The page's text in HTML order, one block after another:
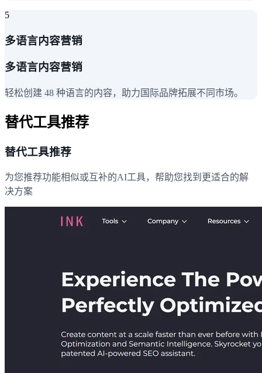
5
多语言内容营销
多语言内容营销
轻松创建 48 种语言的内容，助力国际品牌拓展不同市场。
替代工具推荐
替代工具推荐
为您推荐功能相似或互补的AI工具，帮助您找到更适合的解
决方案